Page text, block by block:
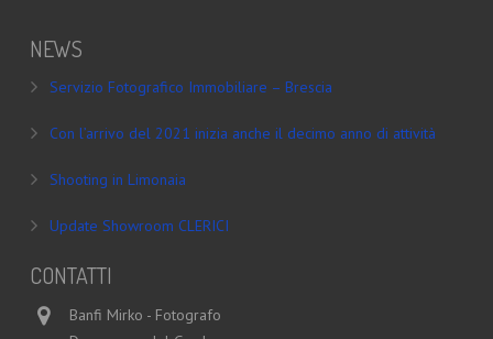
NEWS
Servizio Fotografico Immobiliare – Brescia
Con l’arrivo del 2021 inizia anche il decimo anno di attività
Shooting in Limonaia
Update Showroom CLERICI
CONTATTI
Banfi Mirko - Fotografo